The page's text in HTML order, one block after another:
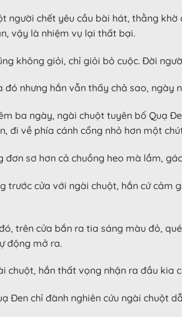
người chết yêu cầu bài hát, thằng
vậy là nhiệm vụ lại thất bại.
không giỏi, chỉ giỏi bỏ cuộc. Đời
nhưng hắn vẫn thấy chả sao, ngày
ba ngày, ngài chuột tuyên bố Quạ
đi về phía cánh cổng nhỏ hơn một
đơn sơ hơn cả chuồng heo mà lầm,
trước cửa với ngài chuột, hắn cứ
trên cửa bắn ra tia sáng màu đỏ,
động mở ra.
chuột, hắn thất vọng nhận ra đầu kia
Đen chỉ đành nghiên cứu ngài chuột